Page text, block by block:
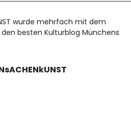
wurde mehrfach mit dem
besten Kulturblog Münchens